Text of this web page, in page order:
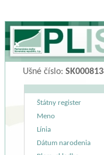
Ušné číslo:
Štátny register
Meno
Línia
Dátum narodenia